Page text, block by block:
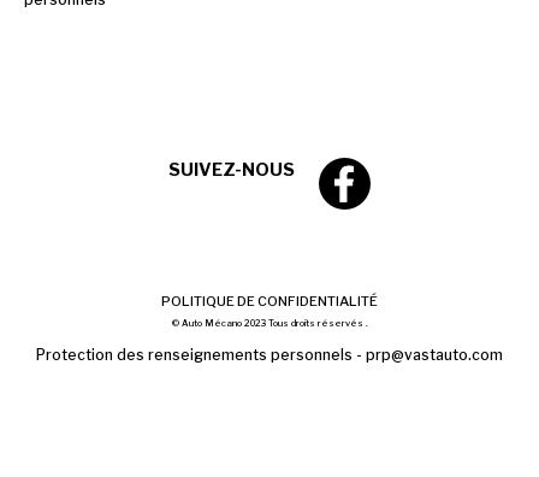
SUIVEZ-NOUS
POLITIQUE DE CONFIDENTIALITÉ
© Auto Mécano 2023 Tous droits réservés .
Protection des renseignements personnels - prp@vastauto.com